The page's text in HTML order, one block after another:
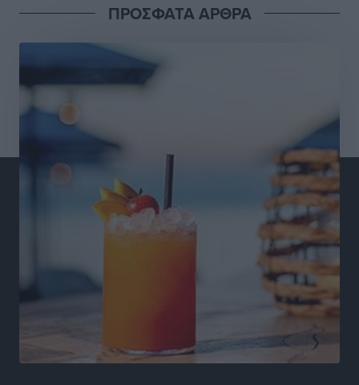
Αποκαλυπτήρια για την «Ατζέντα 2030» από το βήμα
ΠΡΟΣΦΑΤΑ ΑΡΘΡΑ